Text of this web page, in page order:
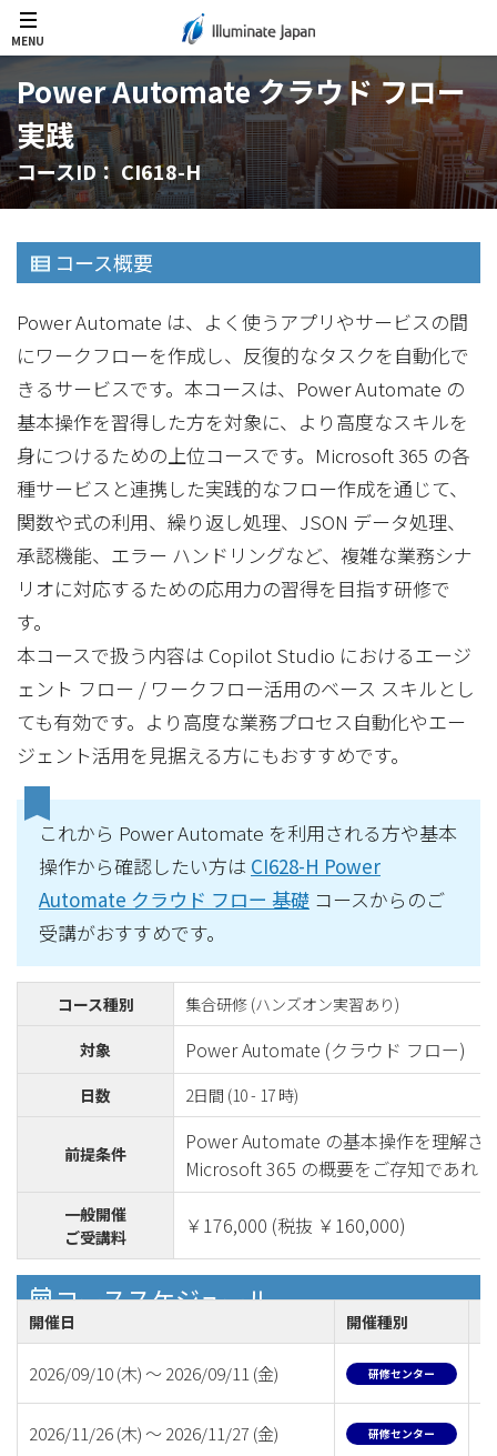
MENU
Power Automate クラウド フロー
実践
コースID： CI618-H
コース概要
Power Automate は、よく使うアプリやサービスの間
にワークフローを作成し、反復的なタスクを自動化で
きるサービスです。本コースは、Power Automate の
基本操作を習得した方を対象に、より高度なスキルを
身につけるための上位コースです。Microsoft 365 の各
種サービスと連携した実践的なフロー作成を通じて、
関数や式の利用、繰り返し処理、JSON データ処理、
承認機能、エラー ハンドリングなど、複雑な業務シナ
リオに対応するための応用力の習得を目指す研修で
す。
本コースで扱う内容は Copilot Studio におけるエージ
ェント フロー / ワークフロー活用のベース スキルとし
ても有効です。より高度な業務プロセス自動化やエー
ジェント活用を見据える方にもおすすめです。
これから Power Automate を利用される方や基本
操作から確認したい方は CI628-H Power
Automate クラウド フロー 基礎 コースからのご
受講がおすすめです。
コース種別 集合研修 (ハンズオン実習あり)
対象 Power Automate (クラウド フロー)
日数 2日間 (10 - 17 時)
前提条件
Power Automate の基本操作を理解さ
Microsoft 365 の概要をご存知であれ
一般開催
ご受講料
￥176,000 (税抜 ￥160,000)
コーススケジュール
開催日 開催種別
2026/09/10 (木) ～ 2026/09/11 (金) 研修センター
2026/11/26 (木) ～ 2026/11/27 (金) 研修センター